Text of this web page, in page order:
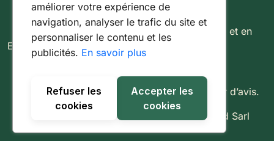
Expédition rapide & suivie
Livraison rapide partout au Luxembourg et en
Europe.
Retours simples sous 14 jours
Vous disposez de 14 jours pour changer d’avis.
© 2026 - Tout droit réservé à Fishing World Sarl
améliorer votre expérience de
navigation, analyser le trafic du site et
personnaliser le contenu et les
publicités. En savoir plus
Accepter les
cookies
Refuser les
cookies